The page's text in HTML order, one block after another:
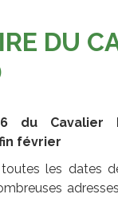
DU
du Cavalier
février
les dates